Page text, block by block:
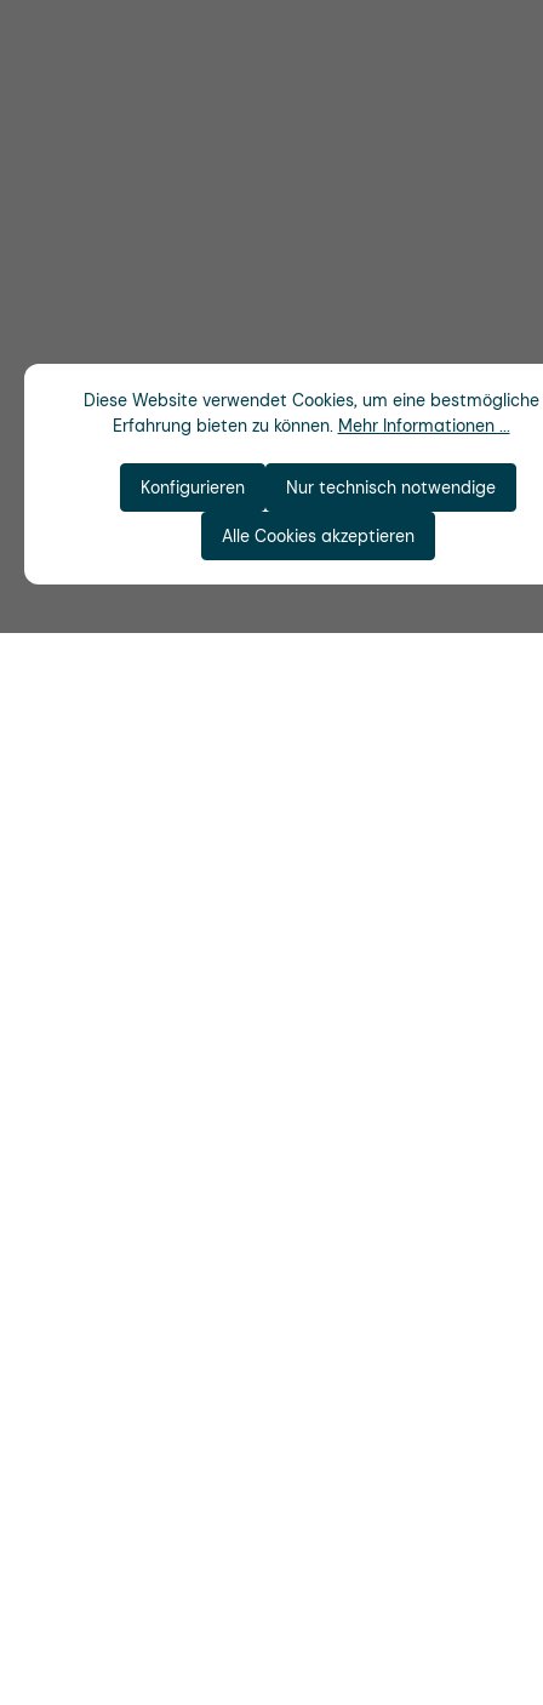
Diese Website verwendet Cookies, um eine bestmögliche
Erfahrung bieten zu können. Mehr Informationen ...
Nur technisch notwendige
Konfigurieren
Alle Cookies akzeptieren